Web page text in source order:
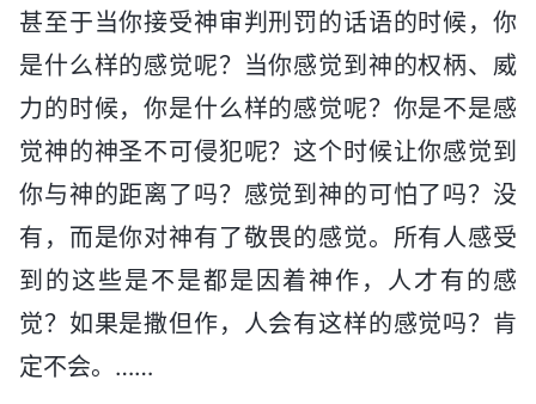
甚至于当你接受神审判刑罚的话语的时候，你
是什么样的感觉呢？当你感觉到神的权柄、威
力的时候，你是什么样的感觉呢？你是不是感
觉神的神圣不可侵犯呢？这个时候让你感觉到
你与神的距离了吗？感觉到神的可怕了吗？没
有，而是你对神有了敬畏的感觉。所有人感受
到的这些是不是都是因着神作，人才有的感
觉？如果是撒但作，人会有这样的感觉吗？肯
定不会。……